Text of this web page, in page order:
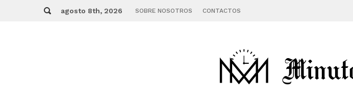
Buscar
agosto 8th, 2026 SOBRE NOSOTROS CONTACTOS